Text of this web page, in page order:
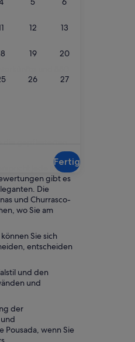
Fertig
gepflasterten
jede Menge
gibt es
Die
und Churrasco-
wo Sie am
Sie sich
entscheiden
und den
und
der
Pousada, wenn Sie